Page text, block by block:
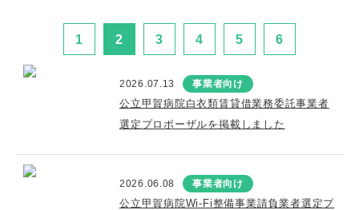
1 2 3 4 5 6
2026.07.13 事業者向け
公立甲賀病院白衣類賃貸借業務委託事業者
選定プロポーザルを掲載しました
2026.06.08 事業者向け
公立甲賀病院Wi-Fi整備事業請負業者選定プ